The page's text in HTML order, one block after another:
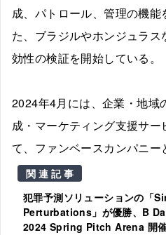
成、パトロール、管理の機能
た、ブラジルやホンジュラ
効性の検証を開始している。
2024年4月には、企業・地域
成・マーケティング支援サ
て、ファンベースカンパニー
関連記事
犯罪予測ソリューションの「
Perturbations」が優勝、B
2024 Spring Pitch Arena 開